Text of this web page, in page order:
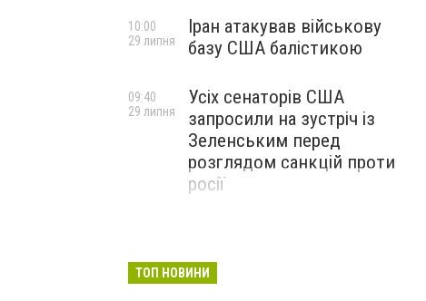
Іран атакував військову
базу США балістикою
10:00
29 липня
Усіх сенаторів США
запросили на зустріч із
Зеленським перед
розглядом санкцій проти
росії
09:40
29 липня
ТОП НОВИНИ